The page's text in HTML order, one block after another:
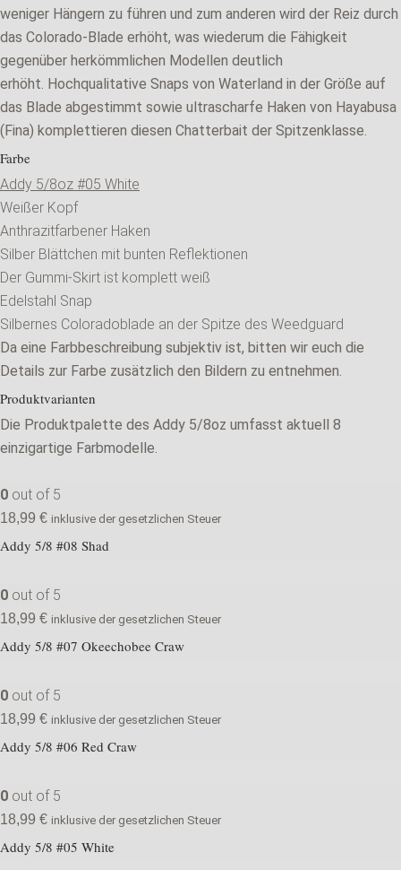
weniger Hängern zu führen und zum anderen wird der Reiz durch
das Colorado-Blade erhöht, was wiederum die Fähigkeit
gegenüber herkömmlichen Modellen deutlich
erhöht. Hochqualitative Snaps von Waterland in der Größe auf
das Blade abgestimmt sowie ultrascharfe Haken von Hayabusa
(Fina) komplettieren diesen Chatterbait der Spitzenklasse.
Farbe
Addy 5/8oz #05 White
Weißer Kopf
Anthrazitfarbener Haken
Silber Blättchen mit bunten Reflektionen
Der Gummi-Skirt ist komplett weiß
Edelstahl Snap
Silbernes Coloradoblade an der Spitze des Weedguard
Da eine Farbbeschreibung subjektiv ist, bitten wir euch die
Details zur Farbe zusätzlich den Bildern zu entnehmen.
Produktvarianten
Die Produktpalette des Addy 5/8oz umfasst aktuell 8
einzigartige Farbmodelle.
0 out of 5
18,99 € inklusive der gesetzlichen Steuer
Addy 5/8 #08 Shad
0 out of 5
18,99 € inklusive der gesetzlichen Steuer
Addy 5/8 #07 Okeechobee Craw
0 out of 5
18,99 € inklusive der gesetzlichen Steuer
Addy 5/8 #06 Red Craw
0 out of 5
18,99 € inklusive der gesetzlichen Steuer
Addy 5/8 #05 White